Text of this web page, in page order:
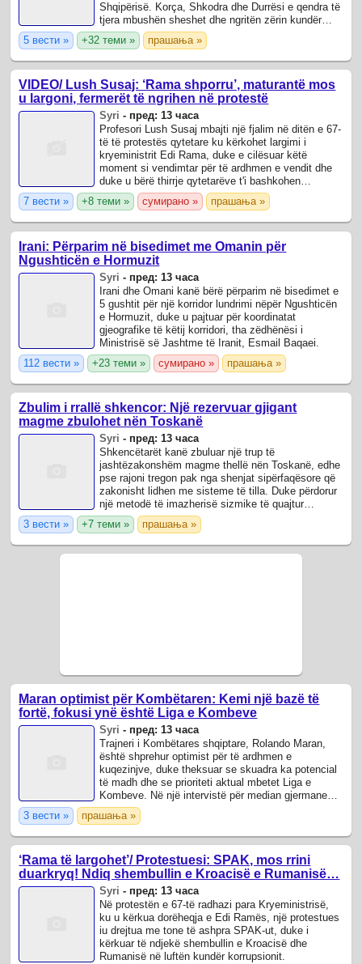
Shqipërisë. Korça, Shkodra dhe Durrësi e qendra të
tjera mbushën sheshet dhe ngritën zërin kundër
qeverisë.
5 вести » +32 теми » прашања »
VIDEO/ Lush Susaj: ‘Rama shporru’, maturantë mos
u largoni, fermerët të ngrihen në protestë
Syri - пред: 13 часа
Profesori Lush Susaj mbajti një fjalim në ditën e 67-
të të protestës qytetare ku kërkohet largimi i
kryeministrit Edi Rama, duke e cilësuar këtë
moment si vendimtar për të ardhmen e vendit dhe
duke u bërë thirrje qytetarëve t'i bashkohen
protestës.
7 вести » +8 теми » сумирано » прашања »
Irani: Përparim në bisedimet me Omanin për
Ngushticën e Hormuzit
Syri - пред: 13 часа
Irani dhe Omani kanë bërë përparim në bisedimet e
5 gushtit për një korridor lundrimi nëpër Ngushticën
e Hormuzit, duke u pajtuar për koordinatat
gjeografike të këtij korridori, tha zëdhënësi i
Ministrisë së Jashtme të Iranit, Esmail Baqaei.
112 вести »
+23 теми » сумирано » прашања »
Zbulim i rrallë shkencor: Një rezervuar gjigant
magme zbulohet nën Toskanë
Syri - пред: 13 часа
Shkencëtarët kanë zbuluar një trup të
jashtëzakonshëm magme thellë nën Toskanë, edhe
pse rajoni tregon pak nga shenjat sipërfaqësore që
zakonisht lidhen me sisteme të tilla. Duke përdorur
një metodë të imazherisë sizmike të quajtur
tomografi e zhurmës së ambientit, studiuesit ...
3 вести » +7 теми » прашања »
Maran optimist për Kombëtaren: Kemi një bazë të
fortë, fokusi ynë është Liga e Kombeve
Syri - пред: 13 часа
Trajneri i Kombëtares shqiptare, Rolando Maran,
është shprehur optimist për të ardhmen e
kuqezinjve, duke theksuar se skuadra ka potencial
të madh dhe se prioriteti aktual mbetet Liga e
Kombeve. Në një intervistë për median gjermane
“L’Unione Sarda German”, tekniku italian foli ...
3 вести » прашања »
‘Rama të largohet’/ Protestuesi: SPAK, mos rrini
duarkryq! Ndiq shembullin e Kroacisë e Rumanisë…
Syri - пред: 13 часа
Në protestën e 67-të radhazi para Kryeministrisë,
ku u kërkua dorëheqja e Edi Ramës, një protestues
iu drejtua me tone të ashpra SPAK-ut, duke i
kërkuar të ndjekë shembullin e Kroacisë dhe
Rumanisë në luftën kundër korrupsionit.